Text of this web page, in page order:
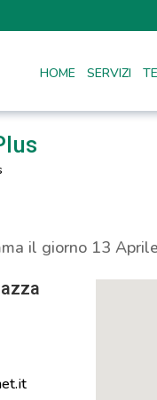
HOME SERVIZI
il giorno 13